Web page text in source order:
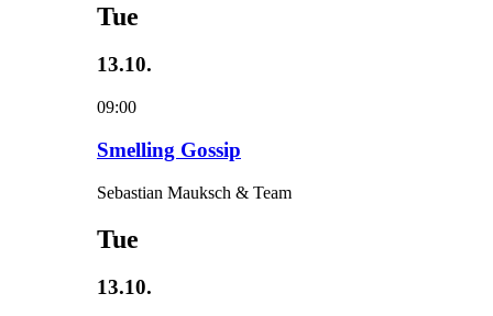
Tue
13.10.
09:00
Smelling Gossip
Sebastian Mauksch & Team
Tue
13.10.